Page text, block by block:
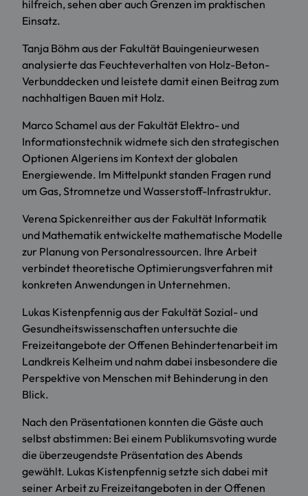
hilfreich, sehen aber auch Grenzen im praktischen
Einsatz.
Tanja Böhm aus der Fakultät Bauingenieurwesen
analysierte das Feuchteverhalten von Holz-Beton-
Verbunddecken und leistete damit einen Beitrag zum
nachhaltigen Bauen mit Holz.
Marco Schamel aus der Fakultät Elektro- und
Informationstechnik widmete sich den strategischen
Optionen Algeriens im Kontext der globalen
Energiewende. Im Mittelpunkt standen Fragen rund
um Gas, Stromnetze und Wasserstoff-Infrastruktur.
Verena Spickenreither aus der Fakultät Informatik
und Mathematik entwickelte mathematische Modelle
zur Planung von Personalressourcen. Ihre Arbeit
verbindet theoretische Optimierungsverfahren mit
konkreten Anwendungen in Unternehmen.
Lukas Kistenpfennig aus der Fakultät Sozial- und
Gesundheitswissenschaften untersuchte die
Freizeitangebote der Offenen Behindertenarbeit im
Landkreis Kelheim und nahm dabei insbesondere die
Perspektive von Menschen mit Behinderung in den
Blick.
Nach den Präsentationen konnten die Gäste auch
selbst abstimmen: Bei einem Publikumsvoting wurde
die überzeugendste Präsentation des Abends
gewählt. Lukas Kistenpfennig setzte sich dabei mit
seiner Arbeit zu Freizeitangeboten in der Offenen